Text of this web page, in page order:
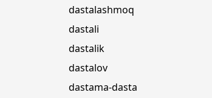
dastalashmoq
dastali
dastalik
dastalov
dastama-dasta